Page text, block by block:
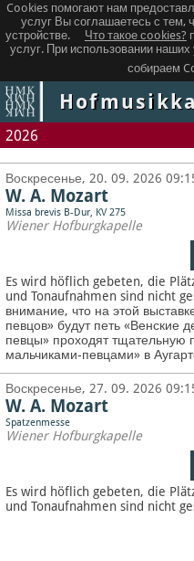
Cookies помогают нам
услуг Вы соглашаетесь с
устройстве.
Что такое сookies?
услуг. При использовании
собираем
2026
Воскресенье, 20. 09. 2026
W. A. Mozart
Missa brevis B-Dur, KV 275
Wiener Hofburgkapelle
Es wird höflich gebeten, die
und Tonaufnahmen sind nicht
внимание, что на этой
певцов» будут петь «Венские
певцы» проходят тщательную
мальчиками-певцами» в
Воскресенье, 27. 09. 2026
W. A. Mozart
Spatzenmesse
Wiener Hofburgkapelle
Es wird höflich gebeten, die
und Tonaufnahmen sind nicht